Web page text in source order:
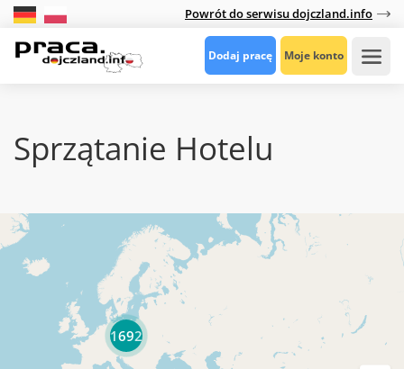
Powrót do serwisu dojczland.info
Dodaj pracę Moje konto
Sprzątanie Hotelu
1692